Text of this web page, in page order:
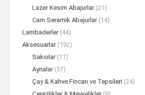
Lazer Kesim Abajurlar (21)
Cam Seramik Abajurlar (14)
Lambaderler (44)
Aksesuarlar (192)
Saksılar (11)
Aynalar (57)
Çay & Kahve Fincan ve Tepsileri (24)